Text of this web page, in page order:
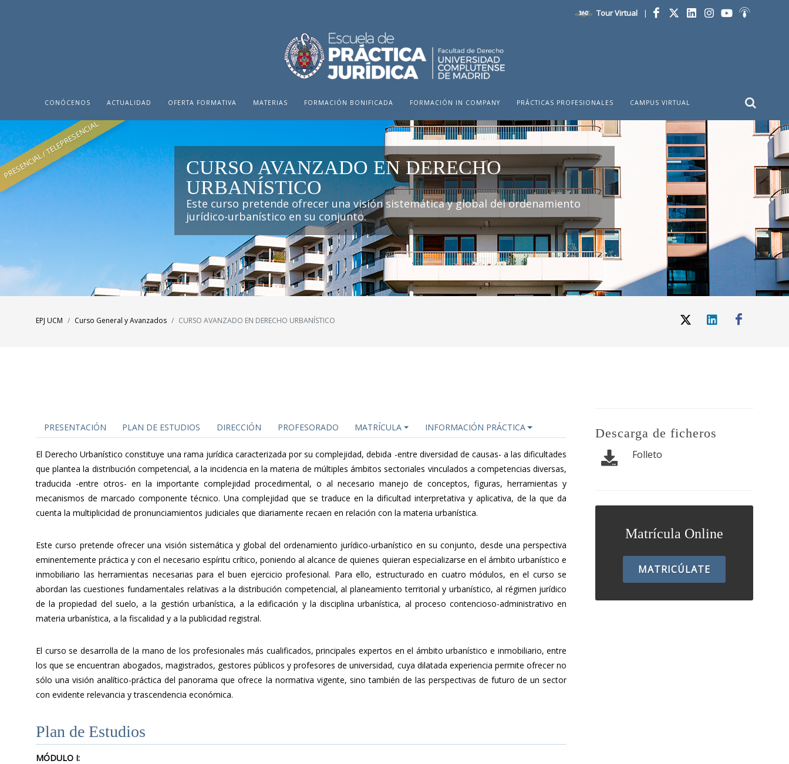
Tour Virtual |
CONÓCENOS ACTUALIDAD OFERTA FORMATIVA MATERIAS FORMACIÓN BONIFICADA FORMACIÓN IN COMPANY PRÁCTICAS PROFESIONALES CAMPUS VIRTUAL
PRESENCIAL / TELEPRESENCIAL
CURSO AVANZADO EN DERECHO
URBANÍSTICO
Este curso pretende ofrecer una visión sistemática y global del ordenamiento
jurídico-urbanístico en su conjunto.
EPJ UCM Curso General y Avanzados CURSO AVANZADO EN DERECHO URBANÍSTICO
PRESENTACIÓN PLAN DE ESTUDIOS DIRECCIÓN PROFESORADO MATRÍCULA INFORMACIÓN PRÁCTICA
El Derecho Urbanístico constituye una rama jurídica caracterizada por su complejidad, debida -entre diversidad de causas- a las dificultades
que plantea la distribución competencial, a la incidencia en la materia de múltiples ámbitos sectoriales vinculados a competencias diversas,
traducida -entre otros- en la importante complejidad procedimental, o al necesario manejo de conceptos, figuras, herramientas y
mecanismos de marcado componente técnico. Una complejidad que se traduce en la dificultad interpretativa y aplicativa, de la que da
cuenta la multiplicidad de pronunciamientos judiciales que diariamente recaen en relación con la materia urbanística.
Este curso pretende ofrecer una visión sistemática y global del ordenamiento jurídico-urbanístico en su conjunto, desde una perspectiva
eminentemente práctica y con el necesario espíritu crítico, poniendo al alcance de quienes quieran especializarse en el ámbito urbanístico e
inmobiliario las herramientas necesarias para el buen ejercicio profesional. Para ello, estructurado en cuatro módulos, en el curso se
abordan las cuestiones fundamentales relativas a la distribución competencial, al planeamiento territorial y urbanístico, al régimen jurídico
de la propiedad del suelo, a la gestión urbanística, a la edificación y la disciplina urbanística, al proceso contencioso-administrativo en
materia urbanística, a la fiscalidad y a la publicidad registral.
El curso se desarrolla de la mano de los profesionales más cualificados, principales expertos en el ámbito urbanístico e inmobiliario, entre
los que se encuentran abogados, magistrados, gestores públicos y profesores de universidad, cuya dilatada experiencia permite ofrecer no
sólo una visión analítico-práctica del panorama que ofrece la normativa vigente, sino también de las perspectivas de futuro de un sector
con evidente relevancia y trascendencia económica.
Plan de Estudios
MÓDULO I:
Descarga de ficheros
Folleto
Matrícula Online
MATRICÚLATE